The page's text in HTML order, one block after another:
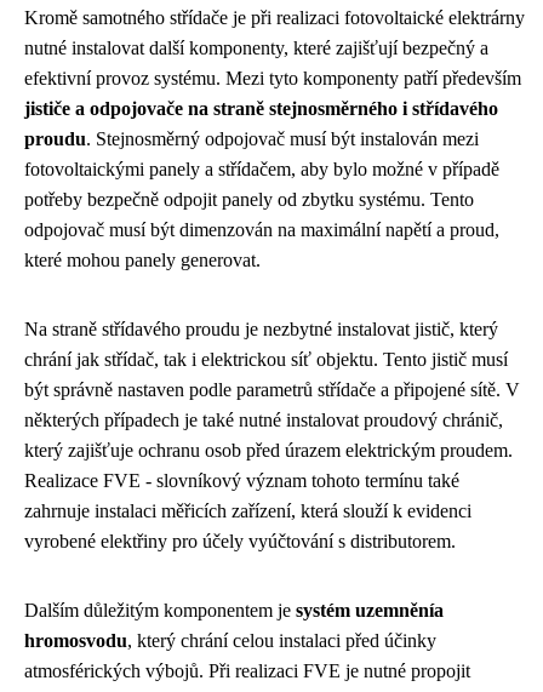
Kromě samotného střídače je při realizaci fotovoltaické elektrárny
nutné instalovat další komponenty, které zajišťují bezpečný a
efektivní provoz systému. Mezi tyto komponenty patří především
jističe a odpojovače na straně stejnosměrného i střídavého
proudu. Stejnosměrný odpojovač musí být instalován mezi
fotovoltaickými panely a střídačem, aby bylo možné v případě
potřeby bezpečně odpojit panely od zbytku systému. Tento
odpojovač musí být dimenzován na maximální napětí a proud,
které mohou panely generovat.
Na straně střídavého proudu je nezbytné instalovat jistič, který
chrání jak střídač, tak i elektrickou síť objektu. Tento jistič musí
být správně nastaven podle parametrů střídače a připojené sítě. V
některých případech je také nutné instalovat proudový chránič,
který zajišťuje ochranu osob před úrazem elektrickým proudem.
Realizace FVE - slovníkový význam tohoto termínu také
zahrnuje instalaci měřicích zařízení, která slouží k evidenci
vyrobené elektřiny pro účely vyúčtování s distributorem.
Dalším důležitým komponentem je systém uzemněnía
hromosvodu, který chrání celou instalaci před účinky
atmosférických výbojů. Při realizaci FVE je nutné propojit